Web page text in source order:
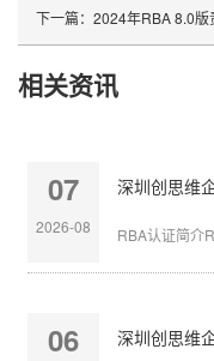
下一篇： 2024年RBA 8.0版
相关资讯
07
2026-08 RBA认证简介
06 深圳创思维